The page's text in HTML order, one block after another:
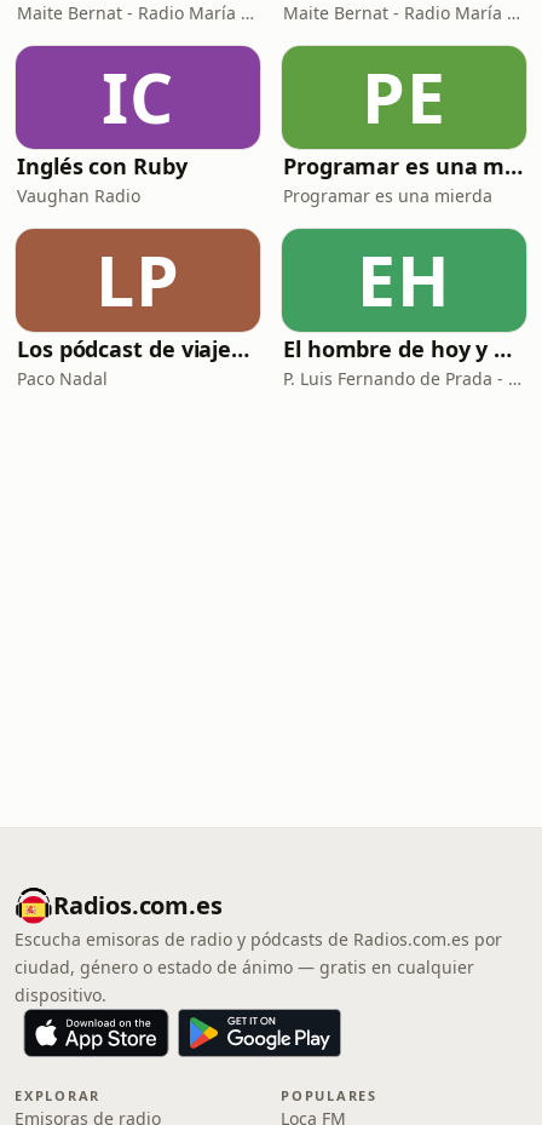
Maite Bernat - Radio María España Maite Bernat - Radio María ESP
IC
Inglés con Ruby
Vaughan Radio
PE
Programar es una mierda
Programar es una mierda
LP
Los pódcast de viajes de Paco Nadal
Paco Nadal
EH
El hombre de hoy y Dios
P. Luis Fernando de Prada - Radio María ESP
Radios.com.es
Escucha emisoras de radio y pódcasts de Radios.com.es por
ciudad, género o estado de ánimo — gratis en cualquier
dispositivo.
EXPLORAR
Emisoras de radio
POPULARES
Loca FM